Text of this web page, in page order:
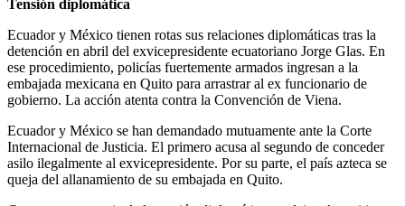
Tensión diplomática
Ecuador y México tienen rotas sus relaciones diplomáticas tras la
detención en abril del exvicepresidente ecuatoriano Jorge Glas. En
ese procedimiento, policías fuertemente armados ingresan a la
embajada mexicana en Quito para arrastrar al ex funcionario de
gobierno. La acción atenta contra la Convención de Viena.
Ecuador y México se han demandado mutuamente ante la Corte
Internacional de Justicia. El primero acusa al segundo de conceder
asilo ilegalmente al exvicepresidente. Por su parte, el país azteca se
queja del allanamiento de su embajada en Quito.